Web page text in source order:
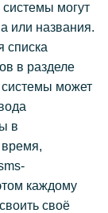
системы могут
или названия.
списка
в разделе
может
в
каждому
своё